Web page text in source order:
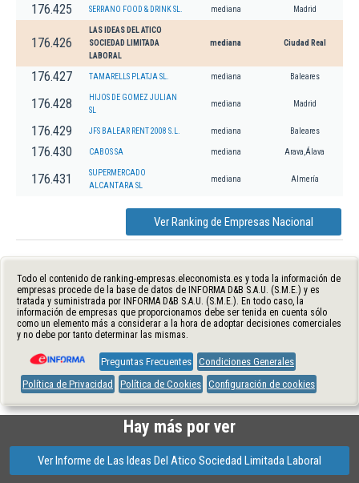
176.425 SERRANO FOOD & DRINK SL. mediana Madrid
176.426
LAS IDEAS DEL ATICO
SOCIEDAD LIMITADA
LABORAL
mediana Ciudad Real
176.427 TAMARELLS PLATJA SL. mediana Baleares
176.428
HIJOS DE GOMEZ JULIAN
SL
mediana Madrid
176.429 JFS BALEAR RENT 2008 S.L. mediana Baleares
176.430 CABOS SA mediana Arava,Álava
176.431
SUPERMERCADO
ALCANTARA SL
mediana Almería
Ver Ranking de Empresas Nacional
Todo el contenido de ranking-empresas.eleconomista.es y toda la información de
empresas procede de la base de datos de INFORMA D&B S.A.U. (S.M.E.) y es
tratada y suministrada por INFORMA D&B S.A.U. (S.M.E.). En todo caso, la
información de empresas que proporcionamos debe ser tenida en cuenta sólo
como un elemento más a considerar a la hora de adoptar decisiones comerciales
y no debe por tanto determinar las mismas.
Preguntas Frecuentes Condiciones Generales
Política de Privacidad
Política de Cookies Configuración de cookies
Hay más por ver
Ver Informe de Las Ideas Del Atico Sociedad Limitada Laboral